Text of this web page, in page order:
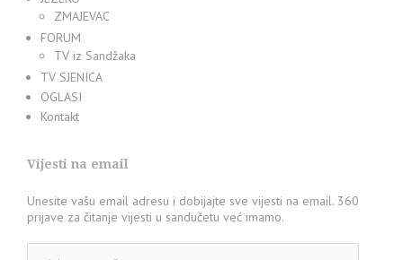
ZMAJEVAC
FORUM
TV iz Sandžaka
TV SJENICA
OGLASI
Kontakt
Vijesti na email
Unesite vašu email adresu i dobijajte sve vijesti na email. 360
prijave za čitanje vijesti u sandučetu već imamo.